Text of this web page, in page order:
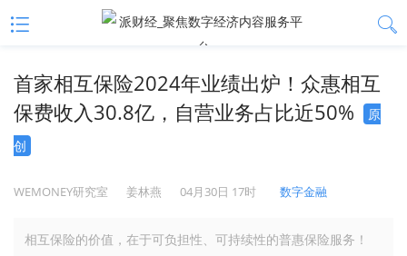
首家相互保险2024年业绩出炉！众惠相互
保费收入30.8亿，自营业务占比近50%
原
创
WEMONEY研究室 姜林燕 04月30日 17时 数字金融
相互保险的价值，在于可负担性、可持续性的普惠保险服务！